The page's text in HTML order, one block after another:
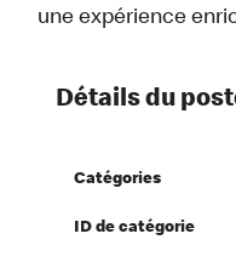
une expérience
Détails du
Catégories
ID de catégorie